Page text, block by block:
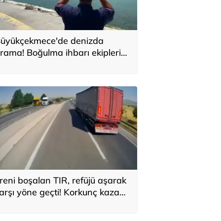
denizda
Boğulma ihbarı ekipleri
boşalan TIR, refüjü aşarak
yöne geçti! Korkunç kaza